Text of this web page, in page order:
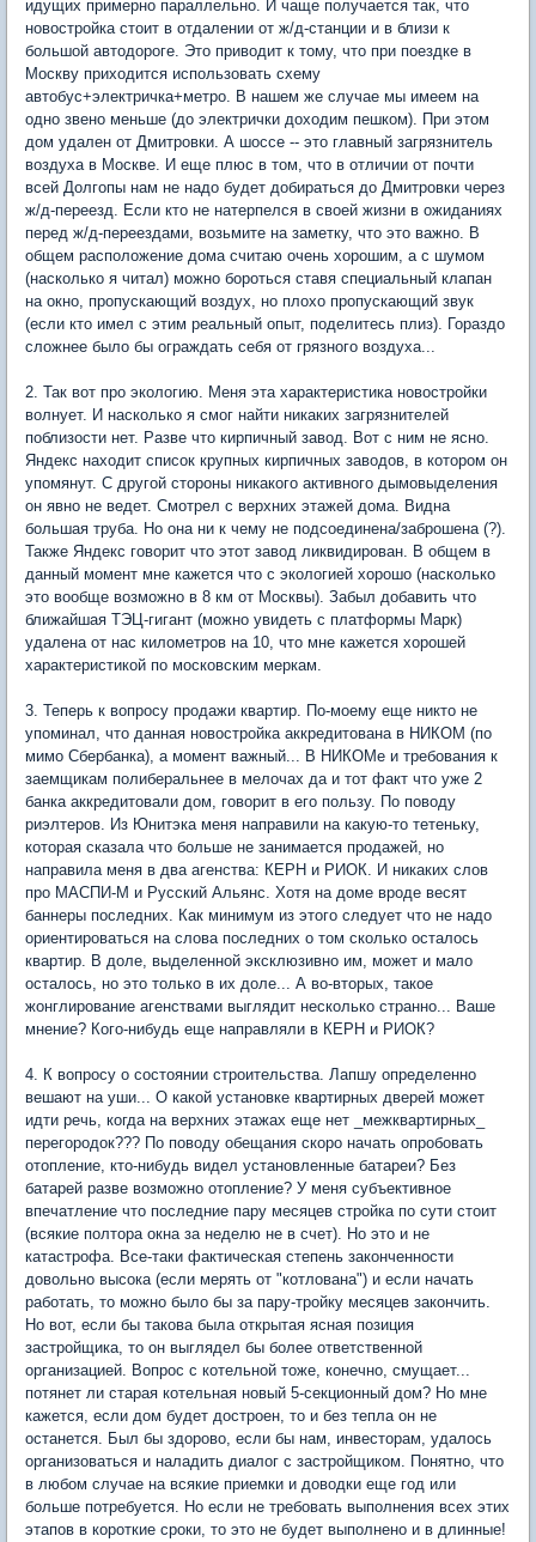
идущих примерно параллельно. И чаще получается так, что
новостройка стоит в отдалении от ж/д-станции и в близи к
большой автодороге. Это приводит к тому, что при поездке в
Москву приходится использовать схему
автобус+электричка+метро. В нашем же случае мы имеем на
одно звено меньше (до электрички доходим пешком). При этом
дом удален от Дмитровки. А шоссе -- это главный загрязнитель
воздуха в Москве. И еще плюс в том, что в отличии от почти
всей Долгопы нам не надо будет добираться до Дмитровки через
ж/д-переезд. Если кто не натерпелся в своей жизни в ожиданиях
перед ж/д-переездами, возьмите на заметку, что это важно. В
общем расположение дома считаю очень хорошим, а с шумом
(насколько я читал) можно бороться ставя специальный клапан
на окно, пропускающий воздух, но плохо пропускающий звук
(если кто имел с этим реальный опыт, поделитесь плиз). Гораздо
сложнее было бы ограждать себя от грязного воздуха...
2. Так вот про экологию. Меня эта характеристика новостройки
волнует. И насколько я смог найти никаких загрязнителей
поблизости нет. Разве что кирпичный завод. Вот с ним не ясно.
Яндекс находит список крупных кирпичных заводов, в котором он
упомянут. С другой стороны никакого активного дымовыделения
он явно не ведет. Смотрел с верхних этажей дома. Видна
большая труба. Но она ни к чему не подсоединена/заброшена (?).
Также Яндекс говорит что этот завод ликвидирован. В общем в
данный момент мне кажется что с экологией хорошо (насколько
это вообще возможно в 8 км от Москвы). Забыл добавить что
ближайшая ТЭЦ-гигант (можно увидеть с платформы Марк)
удалена от нас километров на 10, что мне кажется хорошей
характеристикой по московским меркам.
3. Теперь к вопросу продажи квартир. По-моему еще никто не
упоминал, что данная новостройка аккредитована в НИКОМ (по
мимо Сбербанка), а момент важный... В НИКОМе и требования к
заемщикам полиберальнее в мелочах да и тот факт что уже 2
банка аккредитовали дом, говорит в его пользу. По поводу
риэлтеров. Из Юнитэка меня направили на какую-то тетеньку,
которая сказала что больше не занимается продажей, но
направила меня в два агенства: КЕРН и РИОК. И никаких слов
про МАСПИ-М и Русский Альянс. Хотя на доме вроде весят
баннеры последних. Как минимум из этого следует что не надо
ориентироваться на слова последних о том сколько осталось
квартир. В доле, выделенной эксклюзивно им, может и мало
осталось, но это только в их доле... А во-вторых, такое
жонглирование агенствами выглядит несколько странно... Ваше
мнение? Кого-нибудь еще направляли в КЕРН и РИОК?
4. К вопросу о состоянии строительства. Лапшу определенно
вешают на уши... О какой установке квартирных дверей может
идти речь, когда на верхних этажах еще нет _межквартирных_
перегородок??? По поводу обещания скоро начать опробовать
отопление, кто-нибудь видел установленные батареи? Без
батарей разве возможно отопление? У меня субъективное
впечатление что последние пару месяцев стройка по сути стоит
(всякие полтора окна за неделю не в счет). Но это и не
катастрофа. Все-таки фактическая степень законченности
довольно высока (если мерять от "котлована") и если начать
работать, то можно было бы за пару-тройку месяцев закончить.
Но вот, если бы такова была открытая ясная позиция
застройщика, то он выглядел бы более ответственной
организацией. Вопрос с котельной тоже, конечно, смущает...
потянет ли старая котельная новый 5-секционный дом? Но мне
кажется, если дом будет достроен, то и без тепла он не
останется. Был бы здорово, если бы нам, инвесторам, удалось
организоваться и наладить диалог с застройщиком. Понятно, что
в любом случае на всякие приемки и доводки еще год или
больше потребуется. Но если не требовать выполнения всех этих
этапов в короткие сроки, то это не будет выполнено и в длинные!